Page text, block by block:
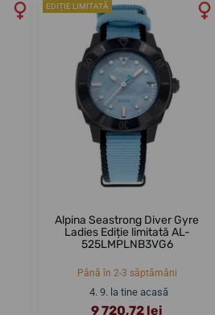
EDIȚIE LIMITATĂ
Alpina Seastrong Diver Gyre
Ladies Ediție limitată AL-
525LMPLNB3VG6
Până în 2-3 săptămâni
4. 9. la tine acasă
9 720,72 lei